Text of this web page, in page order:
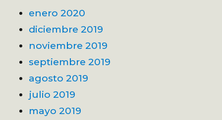
enero 2020
diciembre 2019
noviembre 2019
septiembre 2019
agosto 2019
julio 2019
mayo 2019